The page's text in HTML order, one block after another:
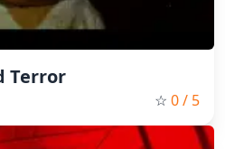
Terror
☆ 0/ 5